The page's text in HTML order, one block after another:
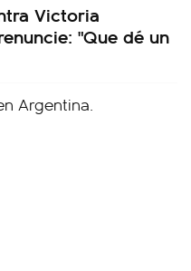
Victoria
"Que dé un